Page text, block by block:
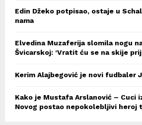
Edin Džeko potpisao, ostaje u
nama
Elvedina Muzaferija slomila nogu
Švicarskoj: ‘Vratit ću se na skije
Kerim Alajbegović je novi fudbaler
Kako je Mustafa Arslanović – Cuci
Novog postao nepokolebljivi heroj